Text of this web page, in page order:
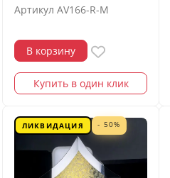
Артикул AV166-R-M
В корзину
Купить в один клик
ЛИКВИДАЦИЯ - 50%